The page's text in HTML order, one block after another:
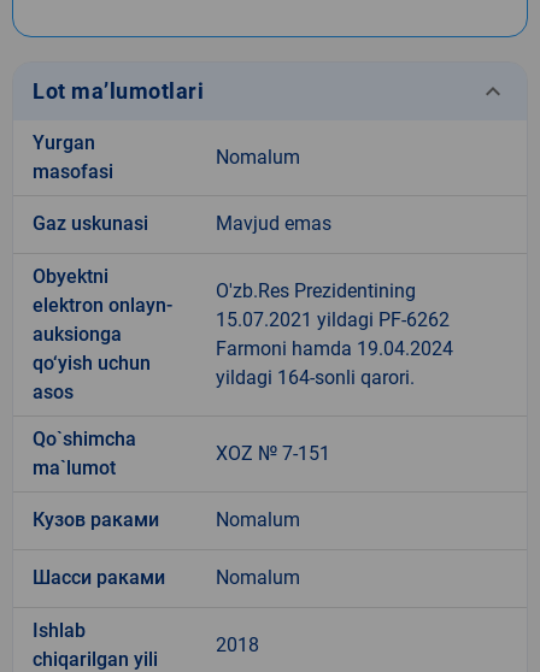
Lot ma’lumotlari keyboard_arrow_down
Yurgan
masofasi
Nomalum
Gaz uskunasi Mavjud emas
Obyektni
elektron onlayn-
auksionga
qo‘yish uchun
asos
O'zb.Res Prezidentining
15.07.2021 yildagi PF-6262
Farmoni hamda 19.04.2024
yildagi 164-sonli qarori.
Qo`shimcha
ma`lumot
XOZ № 7-151
Кузов раками Nomalum
Шасси раками Nomalum
Ishlab
chiqarilgan yili
2018